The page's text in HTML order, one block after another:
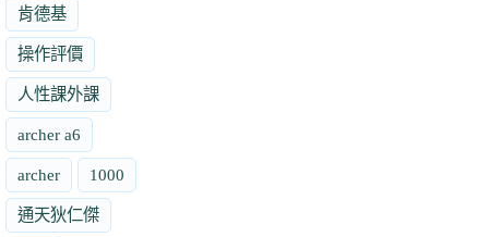
肯德基
操作評價
人性課外課
archer a6
archer 1000
通天狄仁傑